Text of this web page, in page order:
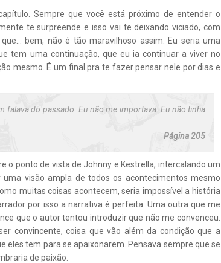
Sempre que você está próximo de entender o
te surpreende e isso vai te deixando viciado, com
bem, não é tão maravilhoso assim. Eu seria uma
tem uma continuação, que eu ia continuar a viver no
mesmo. É um final pra te fazer pensar nele por dias e
falava do passado. Eu não me importava. Eu não tinha
Página 205
o ponto de vista de Johnny e Kestrella, intercalando um
visão ampla de todos os acontecimentos mesmo
muitas coisas acontecem, seria impossível a história
por isso a narrativa é perfeita. Uma outra que me
que o autor tentou introduzir que não me convenceu.
convincente, coisa que vão além da condição que a
eles tem para se apaixonarem. Pensava sempre que se
de paixão.